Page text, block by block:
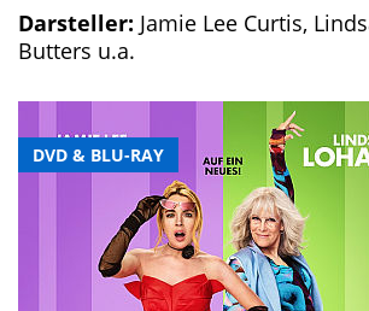
DVD & BLU-RAY
Darsteller: Jamie Lee Curtis,
Butters u.a.